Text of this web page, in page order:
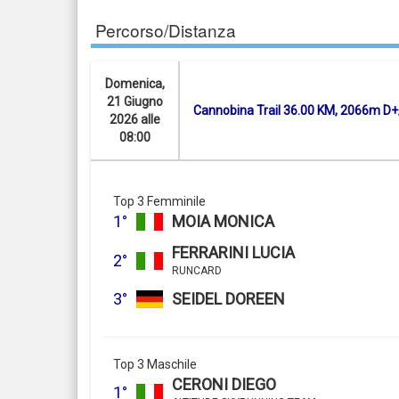
Percorso/Distanza
Domenica,
21 Giugno
2026 alle
08:00
Cannobina Trail 36.00 KM, 2066m
Top 3 Femminile
1° MOIA MONICA
2° FERRARINI LUCIA
RUNCARD
3° SEIDEL DOREEN
Top 3 Maschile
1° CERONI DIEGO